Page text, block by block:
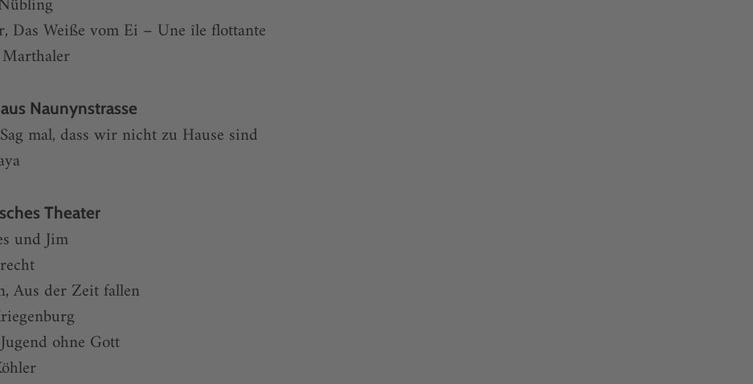
Das Weiße vom Ei – Une île flottante
Naunynstrasse
mal, dass wir nicht zu Hause sind
Theater
und Jim
Aus der Zeit fallen
ohne Gott